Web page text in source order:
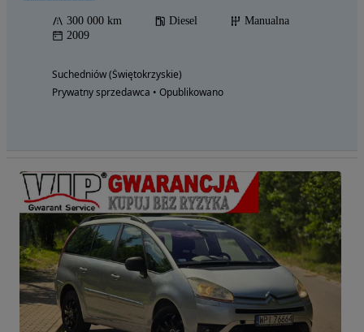
300 000 km Diesel
Manualna
2009
Suchedniów (Świętokrzyskie)
Prywatny sprzedawca • Opublikowano